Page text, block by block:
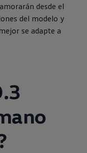
desde el
del modelo y
se adapte a